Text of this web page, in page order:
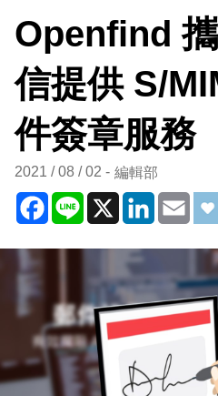
Openfind
信提供 S/
件簽章服務
2021 / 08 / 02 編輯部
Facebook
Line X LinkedIn